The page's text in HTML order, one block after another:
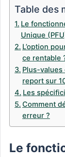
Table des
Le
Unique
L’option
ce rentable
Plus-values
report sur
Les
Comment
erreur ?
Le